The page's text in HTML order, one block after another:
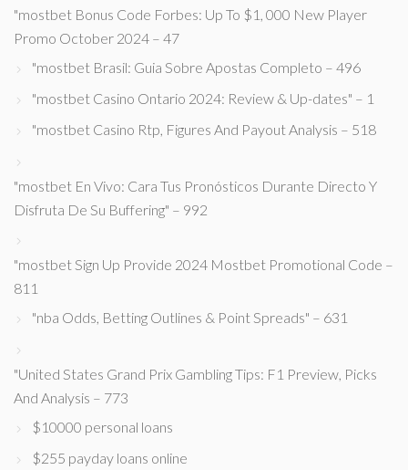
"mostbet Bonus Code Forbes: Up To $1, 000 New Player
Promo October 2024 – 47
"mostbet Brasil: Guia Sobre Apostas Completo – 496
"mostbet Casino Ontario 2024: Review & Up-dates" – 1
"mostbet Casino Rtp, Figures And Payout Analysis – 518
"mostbet En Vivo: Cara Tus Pronósticos Durante Directo Y
Disfruta De Su Buffering" – 992
"mostbet Sign Up Provide 2024 Mostbet Promotional Code –
811
"nba Odds, Betting Outlines & Point Spreads" – 631
"United States Grand Prix Gambling Tips: F1 Preview, Picks
And Analysis – 773
$10000 personal loans
$255 payday loans online